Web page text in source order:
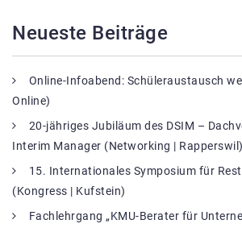
Neueste Beiträge
Online-Infoabend: Schüleraustausch
Online)
20-jähriges Jubiläum des DSIM –
Interim Manager (Networking | Rapperswil)
15. Internationales Symposium für
(Kongress | Kufstein)
Fachlehrgang „KMU-Berater für